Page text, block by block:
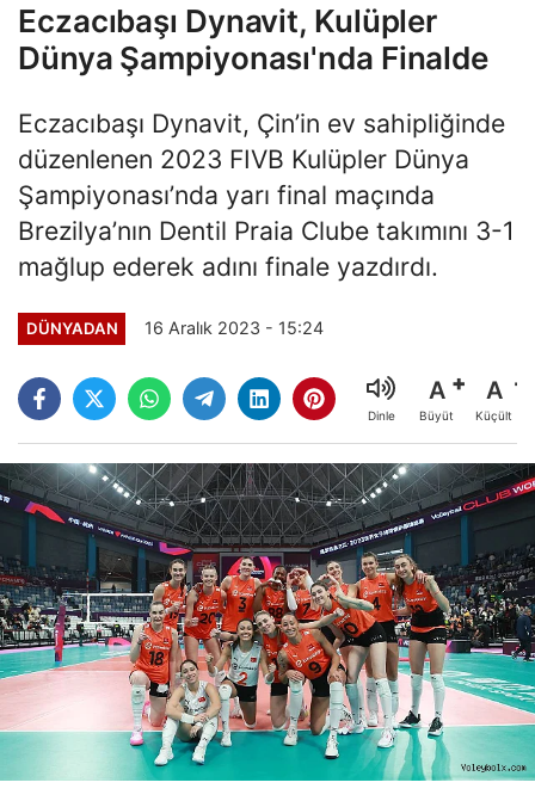
Eczacıbaşı Dynavit, Kulüpler
Dünya Şampiyonası'nda Finalde
Eczacıbaşı Dynavit, Çin’in ev sahipliğinde
düzenlenen 2023 FIVB Kulüpler Dünya
Şampiyonası’nda yarı final maçında
Brezilya’nın Dentil Praia Clube takımını 3-1
mağlup ederek adını finale yazdırdı.
DÜNYADAN 16 Aralık 2023 - 15:24
Dinle
A
Büyüt
A
Küçült